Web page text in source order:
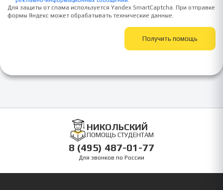
Для защиты от спама используется Yandex SmartCaptcha. При отправке
формы Яндекс может обрабатывать технические данные.
Получить помощь
НИКОЛЬСКИЙ
ПОМОЩЬ СТУДЕНТАМ
8 (495) 487-01-77
Для звонков по России